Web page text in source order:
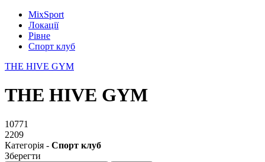
MixSport
Локації
Рівне
Спорт клуб
THE HIVE GYM
THE HIVE GYM
10771
2209
Категорія - Спорт клуб
Зберегти